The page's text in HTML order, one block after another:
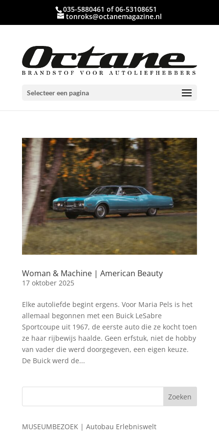
035-5880461 of 06-53108651
tonroks@octanemagazine.nl
Selecteer een pagina
Woman & Machine | American Beauty
17 oktober 2025
Elke autoliefde begint ergens. Voor Maria Pels is het
allemaal begonnen met een Buick LeSabre
Sportcoupe uit 1967, de eerste auto die ze kocht toen
ze haar rijbewijs haalde. Geen erfstuk, niet de hobby
van vader die werd doorgegeven, een eigen keuze.
De Buick werd de...
MUSEUMBEZOEK | Autobau Erlebniswelt